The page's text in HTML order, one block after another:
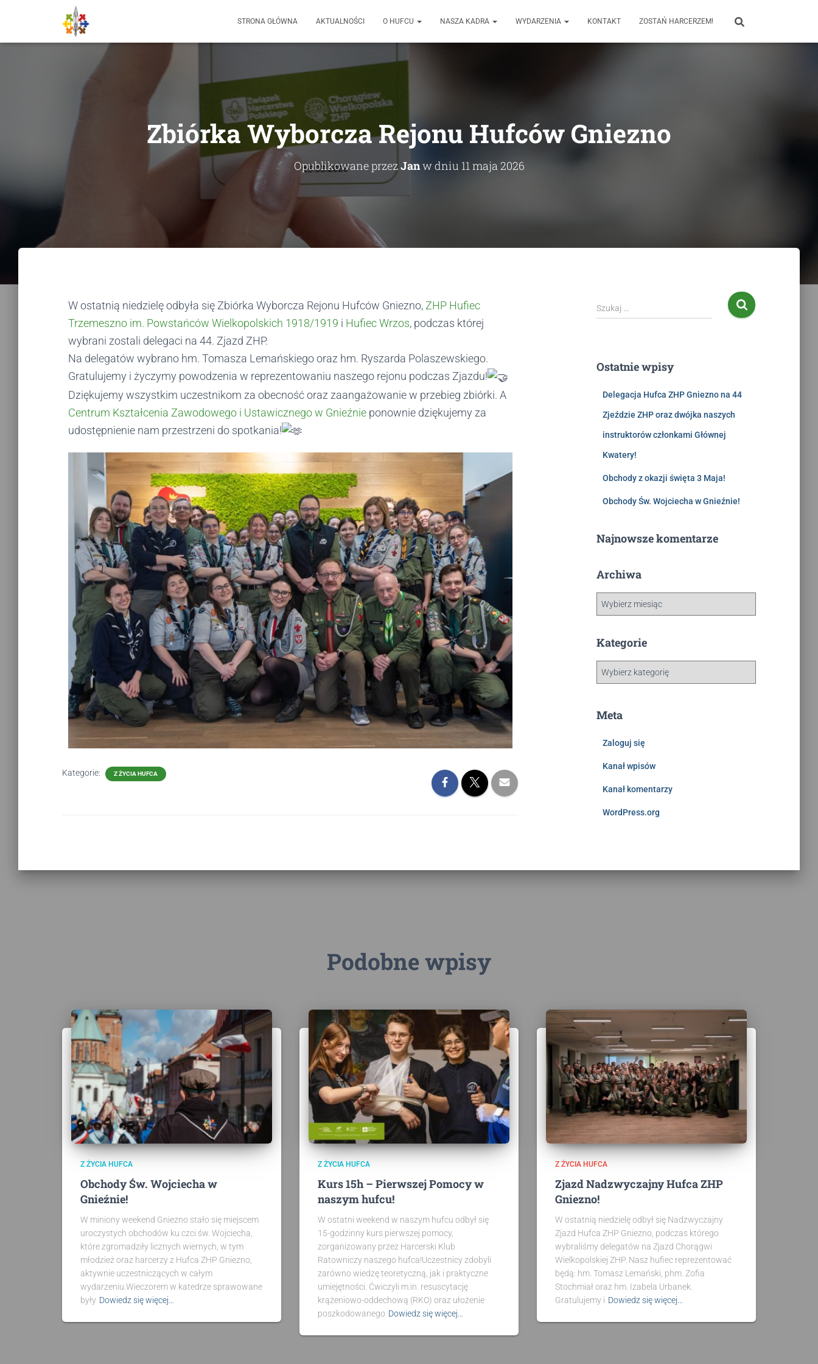
STRONA GŁÓWNA AKTUALNOŚCI O HUFCU NASZA KADRA WYDARZENIA KONTAKT ZOSTAŃ HARCERZEM!
Zbiórka Wyborcza Rejonu Hufców Gniezno
Opublikowane przezJanw dniu 11 maja 2026
W ostatnią niedzielę odbyła się Zbiórka Wyborcza Rejonu Hufców Gniezno, ZHP Hufiec
Trzemeszno im. Powstańców Wielkopolskich 1918/1919 i Hufiec Wrzos, podczas której
wybrani zostali delegaci na 44. Zjazd ZHP.
Na delegatów wybrano hm. Tomasza Lemańskiego oraz hm. Ryszarda Polaszewskiego.
Gratulujemy i życzymy powodzenia w reprezentowaniu naszego rejonu podczas Zjazdu!
Dziękujemy wszystkim uczestnikom za obecność oraz zaangażowanie w przebieg zbiórki. A
Centrum Kształcenia Zawodowego i Ustawicznego w Gnieźnie ponownie dziękujemy za
udostępnienie nam przestrzeni do spotkania!
Kategorie: Z ŻYCIA HUFCA
Szukaj …
Ostatnie wpisy
Delegacja Hufca ZHP Gniezno na 44
Zjeździe ZHP oraz dwójka naszych
instruktorów członkami Głównej
Kwatery!
Obchody z okazji święta 3 Maja!
Obchody Św. Wojciecha w Gnieźnie!
Najnowsze komentarze
Archiwa
Kategorie
Meta
Zaloguj się
Kanał wpisów
Kanał komentarzy
WordPress.org
Podobne wpisy
Z ŻYCIA HUFCA
Obchody Św. Wojciecha w
Gnieźnie!
W miniony weekend Gniezno stało się miejscem
uroczystych obchodów ku czci św. Wojciecha,
które zgromadziły licznych wiernych, w tym
młodzież oraz harcerzy z Hufca ZHP Gniezno,
aktywnie uczestniczących w całym
wydarzeniu.Wieczorem w katedrze sprawowane
były Dowiedz się więcej…
Z ŻYCIA HUFCA
Kurs 15h – Pierwszej Pomocy w
naszym hufcu!
W ostatni weekend w naszym hufcu odbył się
15-godzinny kurs pierwszej pomocy,
zorganizowany przez Harcerski Klub
Ratowniczy naszego hufca!Uczestnicy zdobyli
zarówno wiedzę teoretyczną, jak i praktyczne
umiejętności. Ćwiczyli m.in. resuscytację
krążeniowo-oddechową (RKO) oraz ułożenie
poszkodowanego Dowiedz się więcej…
Z ŻYCIA HUFCA
Zjazd Nadzwyczajny Hufca ZHP
Gniezno!
W ostatnią niedzielę odbył się Nadzwyczajny
Zjazd Hufca ZHP Gniezno, podczas którego
wybraliśmy delegatów na Zjazd Chorągwi
Wielkopolskiej ZHP. Nasz hufiec reprezentować
będą: hm. Tomasz Lemański, phm. Zofia
Stochmiał oraz hm. Izabela Urbanek.
Gratulujemy i Dowiedz się więcej…